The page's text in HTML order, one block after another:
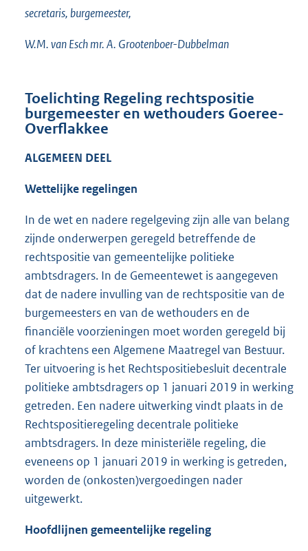
secretaris, burgemeester,
W.M. van Esch mr. A. Grootenboer-Dubbelman
Toelichting Regeling rechtspositie
burgemeester en wethouders Goeree-
Overflakkee
ALGEMEEN DEEL
Wettelijke regelingen
In de wet en nadere regelgeving zijn alle van belang
zijnde onderwerpen geregeld betreffende de
rechtspositie van gemeentelijke politieke
ambtsdragers. In de Gemeentewet is aangegeven
dat de nadere invulling van de rechtspositie van de
burgemeesters en van de wethouders en de
financiële voorzieningen moet worden geregeld bij
of krachtens een Algemene Maatregel van Bestuur.
Ter uitvoering is het Rechtspositiebesluit decentrale
politieke ambtsdragers op 1 januari 2019 in werking
getreden. Een nadere uitwerking vindt plaats in de
Rechtspositieregeling decentrale politieke
ambtsdragers. In deze ministeriële regeling, die
eveneens op 1 januari 2019 in werking is getreden,
worden de (onkosten)vergoedingen nader
uitgewerkt.
Hoofdlijnen gemeentelijke regeling